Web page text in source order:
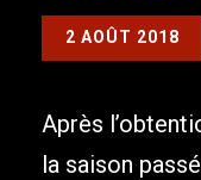
2 AOÛT 2018
Après
la saison